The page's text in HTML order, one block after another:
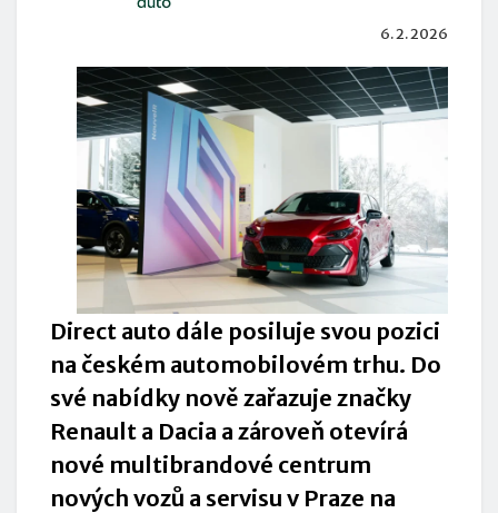
6. 2. 2026
Direct auto dále posiluje svou pozici
na českém automobilovém trhu. Do
své nabídky nově zařazuje značky
Renault a Dacia a zároveň otevírá
nové multibrandové centrum
nových vozů a servisu v Praze na